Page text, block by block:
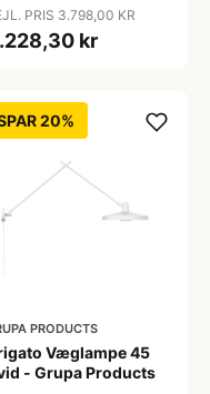
PRIS 3.798,00 KR
kr
20%
PRODUCTS
Væglampe 45
- Grupa Products